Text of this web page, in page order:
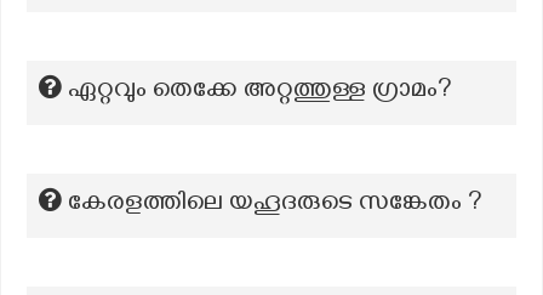
ഏറ്റവും തെക്കേ അറ്റത്തുള്ള ഗ്രാമം?
കേരളത്തിലെ യഹൂദരുടെ സങ്കേതം ?